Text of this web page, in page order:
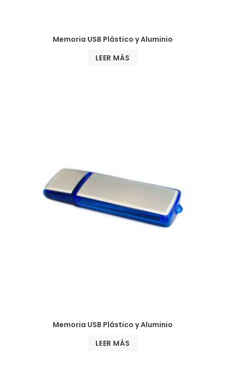
Memoria USB Plástico y Aluminio
LEER MÁS
Memoria USB Plástico y Aluminio
LEER MÁS